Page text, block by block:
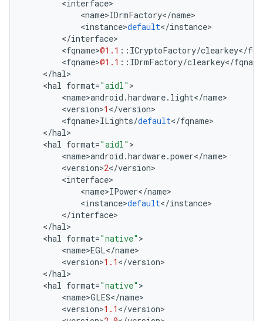
<interface>
<name>IDrmFactory</name>
<instance>default</instance>
</interface>
<fqname>@1.1 :: ICryptoFactory/clearkey</
<fqname>@1.1 :: IDrmFactory/clearkey</fqname
</hal>
<hal format="aidl" >
<name>android .hardware. light</name>
<version>1 </version>
<fqname>ILights/default</fqname>
</hal>
<hal format="aidl" >
<name>android .hardware.power</name>
<version>2</version>
<interface>
<name>IPower</name>
<instance>default</instance>
</interface>
</hal>
<hal format="native" >
<name>EGL</name>
<version>1.1 </version>
</hal>
<hal format="native" >
<name>GLES</name>
<version>1.1 </version>